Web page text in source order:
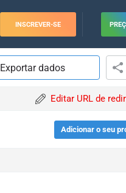
INSCREVER-SE
Exportar dados
Editar URL de
Adicionar o seu